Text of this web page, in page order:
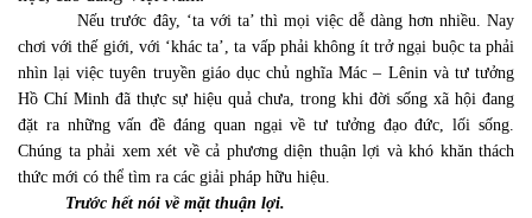
Nếu trước đây, ‘ta với ta’ thì mọi việc dễ dàng hơn nhiều. Nay
chơi với thế giới, với ‘khác ta’, ta vấp phải không ít trở ngại buộc ta phải
nhìn lại việc tuyên truyền giáo dục chủ nghĩa Mác – Lênin và tư tưởng
Hồ Chí Minh đã thực sự hiệu quả chưa, trong khi đời sống xã hội đang
đặt ra những vấn đề đáng quan ngại về tư tưởng đạo đức, lối sống.
Chúng ta phải xem xét về cả phương diện thuận lợi và khó khăn thách
thức mới có thể tìm ra các giải pháp hữu hiệu.
Trước hết nói về mặt thuận lợi.